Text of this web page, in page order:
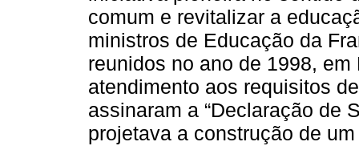
comum e revitalizar a
ministros de Educação da
reunidos no ano de 1998,
atendimento aos requisitos
assinaram a “Declaração de
projetava a construção de